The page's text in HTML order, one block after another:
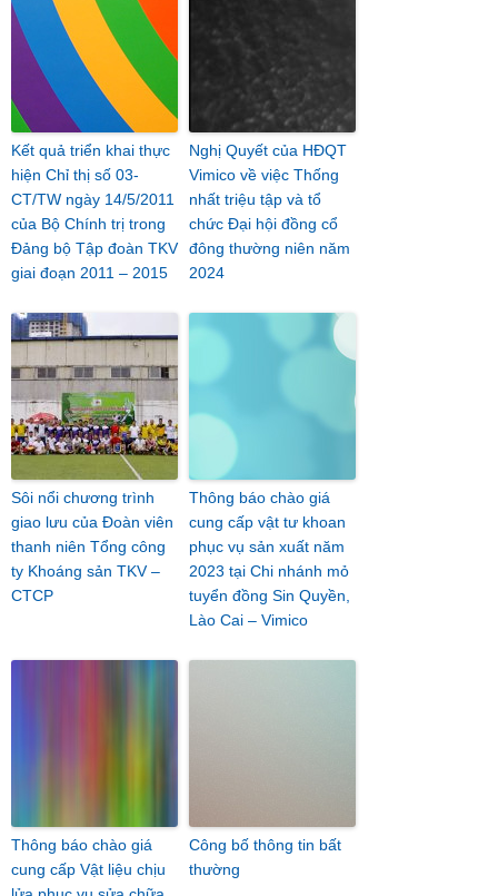
Kết quả triển khai thực
hiện Chỉ thị số 03-
CT/TW ngày 14/5/2011
của Bộ Chính trị trong
Đảng bộ Tập đoàn TKV
giai đoạn 2011 – 2015
Nghị Quyết của HĐQT
Vimico về việc Thống
nhất triệu tập và tổ
chức Đại hội đồng cổ
đông thường niên năm
2024
Sôi nổi chương trình
giao lưu của Đoàn viên
thanh niên Tổng công
ty Khoáng sản TKV –
CTCP
Thông báo chào giá
cung cấp vật tư khoan
phục vụ sản xuất năm
2023 tại Chi nhánh mỏ
tuyển đồng Sin Quyền,
Lào Cai – Vimico
Thông báo chào giá
cung cấp Vật liệu chịu
Công bố thông tin bất
thường